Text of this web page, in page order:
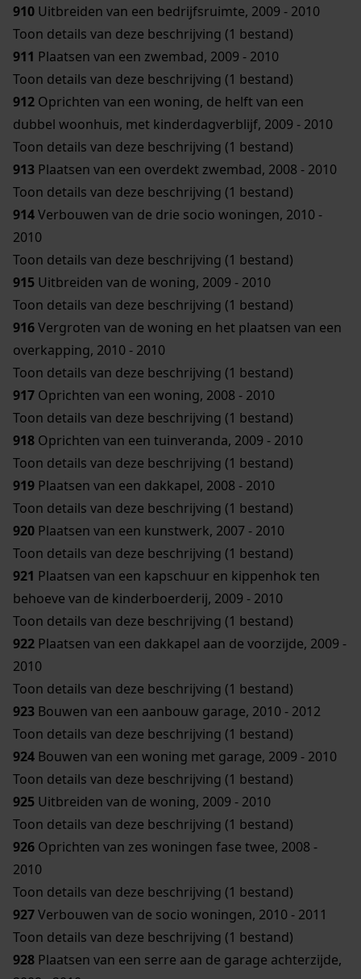
910 Uitbreiden van een bedrijfsruimte, 2009 - 2010
Toon details van deze beschrijving (1 bestand)
911 Plaatsen van een zwembad, 2009 - 2010
Toon details van deze beschrijving (1 bestand)
912 Oprichten van een woning, de helft van een
dubbel woonhuis, met kinderdagverblijf, 2009 - 2010
Toon details van deze beschrijving (1 bestand)
913 Plaatsen van een overdekt zwembad, 2008 - 2010
Toon details van deze beschrijving (1 bestand)
914Verbouwen van de drie socio woningen, 2010 -
2010
Toon details van deze beschrijving (1 bestand)
915 Uitbreiden van de woning, 2009 - 2010
Toon details van deze beschrijving (1 bestand)
916Vergroten van de woning en het plaatsen van een
overkapping, 2010 - 2010
Toon details van deze beschrijving (1 bestand)
917 Oprichten van een woning, 2008 - 2010
Toon details van deze beschrijving (1 bestand)
918 Oprichten van een tuinveranda, 2009 - 2010
Toon details van deze beschrijving (1 bestand)
919 Plaatsen van een dakkapel, 2008 - 2010
Toon details van deze beschrijving (1 bestand)
920 Plaatsen van een kunstwerk, 2007 - 2010
Toon details van deze beschrijving (1 bestand)
921 Plaatsen van een kapschuur en kippenhok ten
behoeve van de kinderboerderij, 2009 - 2010
Toon details van deze beschrijving (1 bestand)
922 Plaatsen van een dakkapel aan de voorzijde, 2009 -
2010
Toon details van deze beschrijving (1 bestand)
923 Bouwen van een aanbouw garage, 2010 - 2012
Toon details van deze beschrijving (1 bestand)
924 Bouwen van een woning met garage, 2009 - 2010
Toon details van deze beschrijving (1 bestand)
925 Uitbreiden van de woning, 2009 - 2010
Toon details van deze beschrijving (1 bestand)
926 Oprichten van zes woningen fase twee, 2008 -
2010
Toon details van deze beschrijving (1 bestand)
927Verbouwen van de socio woningen, 2010 - 2011
Toon details van deze beschrijving (1 bestand)
928 Plaatsen van een serre aan de garage achterzijde,